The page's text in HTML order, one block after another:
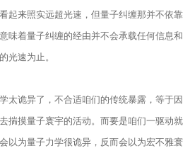
起来照实远超光速，但量子纠缠那并不依靠
味着量子纠缠的经由并不会承载任何信息和
光速为止。
太诡异了，不合适咱们的传统暴露，等于因
揣摸量子寰宇的活动。而要是咱们一驱动就
以为量子力学很诡异，反而会以为宏不雅寰